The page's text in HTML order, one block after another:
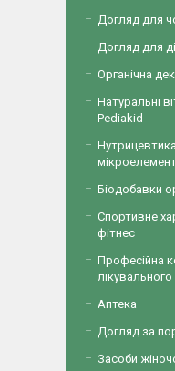
Догляд для
Догляд для
Органічна
Натуральні
Pediakid
Біодобавки
Спортивне
фітнес
Професійна
Аптека
Догляд за
Засоби